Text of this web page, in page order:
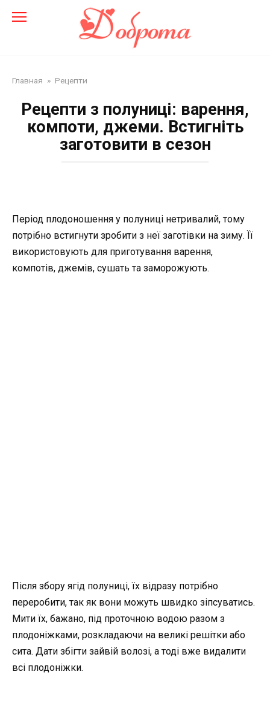
Главная » Рецепти
Рецепти з полуниці: варення,
компоти, джеми. Встигніть
заготовити в сезон
Період плодоношення у полуниці нетривалий, тому
потрібно встигнути зробити з неї заготівки на зиму. Її
використовують для приготування варення,
компотів, джемів, сушать та заморожують.
Після збору ягід полуниці, їх відразу потрібно
переробити, так як вони можуть швидко зіпсуватись.
Мити їх, бажано, під проточною водою разом з
плодоніжками, розкладаючи на великі решітки або
сита. Дати збігти зайвій волозі, а тоді вже видалити
всі плодоніжки.